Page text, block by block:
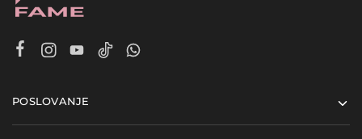
POSLOVANJE